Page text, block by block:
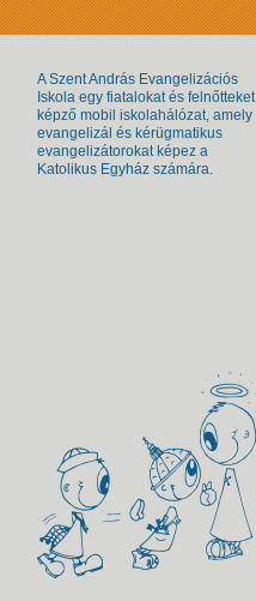
A Szent András Evangelizációs
Iskola egy fiatalokat és felnőtteket
képző mobil iskolahálózat, amely
evangelizál és kérügmatikus
evangelizátorokat képez a
Katolikus Egyház számára.